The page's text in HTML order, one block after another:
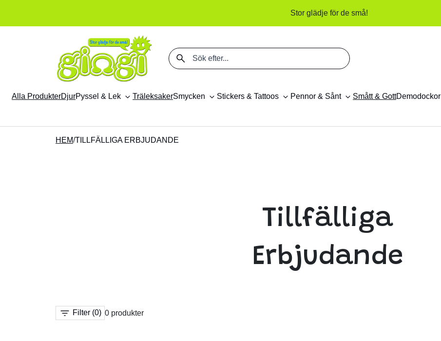
Stor glädje för de små!
Sök på produkter
Alla ProdukterDjurPyssel & Lek TräleksakerSmycken Stickers & Tattoos Pennor & Sånt Smått & GottDemodockor
HEM/TILLFÄLLIGA ERBJUDANDE
Tillfälliga
Erbjudande
Filter (0) 0 produkter